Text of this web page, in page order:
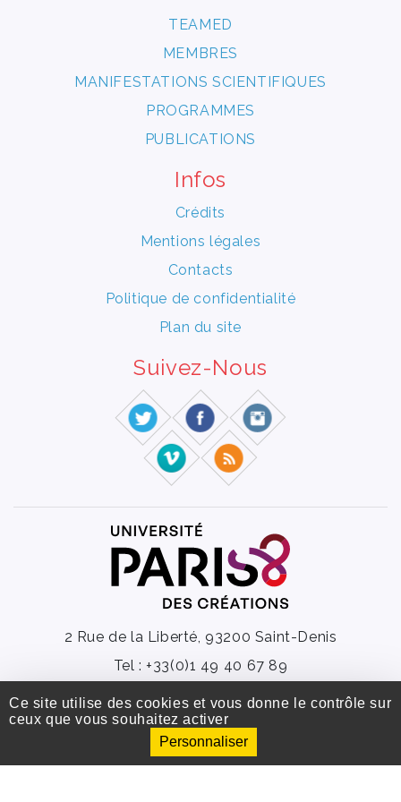
Ce site utilise des cookies et vous donne le contrôle sur
ceux que vous souhaitez activer
Personnaliser
TEAMED
MEMBRES
MANIFESTATIONS SCIENTIFIQUES
PROGRAMMES
PUBLICATIONS
Infos
Crédits
Mentions légales
Contacts
Politique de confidentialité
Plan du site
Suivez-Nous
2 Rue de la Liberté, 93200 Saint-Denis
Tel : +33(0)1 49 40 67 89
Fax : +33(0) 1 48 21 04 46
Université Paris 8 ©2020 - Tous droits réservé